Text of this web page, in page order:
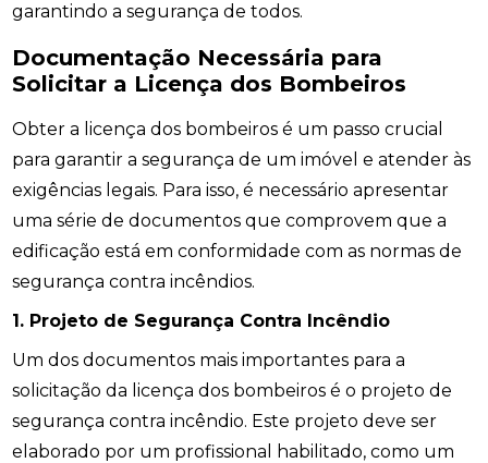
garantindo a segurança de todos.
Documentação Necessária para
Solicitar a Licença dos Bombeiros
Obter a licença dos bombeiros é um passo crucial
para garantir a segurança de um imóvel e atender às
exigências legais. Para isso, é necessário apresentar
uma série de documentos que comprovem que a
edificação está em conformidade com as normas de
segurança contra incêndios.
1. Projeto de Segurança Contra Incêndio
Um dos documentos mais importantes para a
solicitação da licença dos bombeiros é o projeto de
segurança contra incêndio. Este projeto deve ser
elaborado por um profissional habilitado, como um